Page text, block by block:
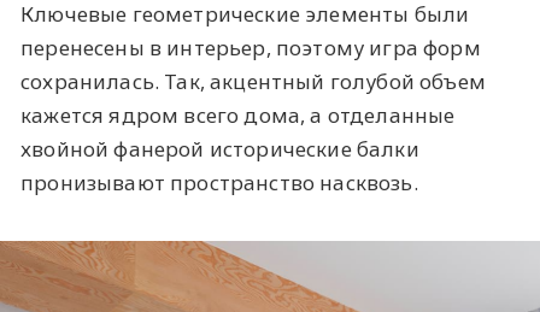
Ключевые геометрические элементы были
перенесены в интерьер, поэтому игра форм
сохранилась. Так, акцентный голубой объем
кажется ядром всего дома, а отделанные
хвойной фанерой исторические балки
пронизывают пространство насквозь.